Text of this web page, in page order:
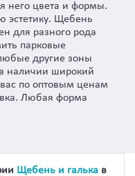
него цвета и формы.
эстетику. Щебень
для разного рода
парковые
другие зоны
наличии широкий
по оптовым ценам
Любая форма
Щебень и галька в